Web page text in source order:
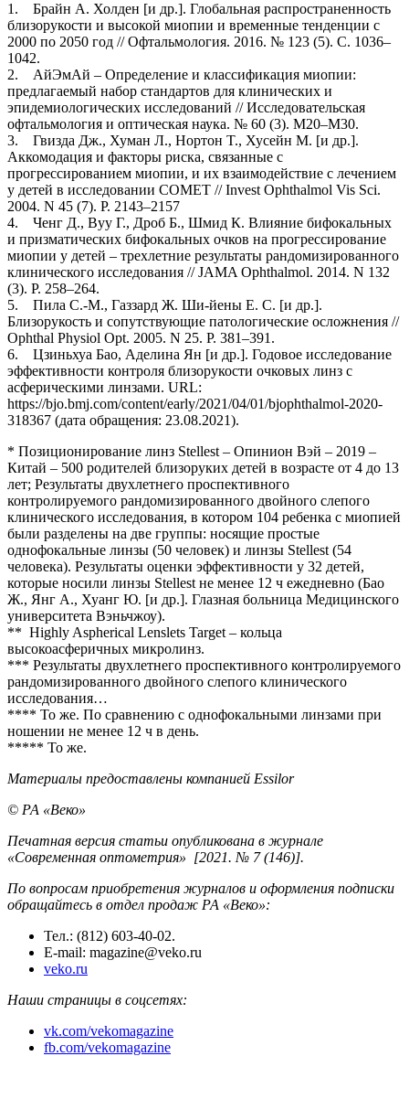
1. Брайн А. Холден [и др.]. Глобальная распространенность
близорукости и высокой миопии и временные тенденции с
2000 по 2050 год // Офтальмология. 2016. № 123 (5). С. 1036–
1042.
2. АйЭмАй – Определение и классификация миопии:
предлагаемый набор стандартов для клинических и
эпидемиологических исследований // Исследовательская
офтальмология и оптическая наука. № 60 (3). M20–M30.
3. Гвизда Дж., Хуман Л., Нортон T., Хусейн М. [и др.].
Аккомодация и факторы риска, связанные с
прогрессированием миопии, и их взаимодействие с лечением
у детей в исследовании COMEТ // Invest Ophthalmol Vis Sci.
2004. N 45 (7). P. 2143–2157
4. Ченг Д., Вуу Г., Дроб Б., Шмид К. Влияние бифокальных
и призматических бифокальных очков на прогрессирование
миопии у детей – трехлетние результаты рандомизированного
клинического исследования // JAMA Ophthalmol. 2014. N 132
(3). P. 258–264.
5. Пила С.-М., Газзард Ж. Ши-йены Е. С. [и др.].
Близорукость и сопутствующие патологические осложнения //
Ophthal Physiol Opt. 2005. N 25. P. 381–391.
6. Цзиньхуа Бао, Аделина Ян [и др.]. Годовое исследование
эффективности контроля близорукости очковых линз с
асферическими линзами. URL:
https://bjo.bmj.com/content/early/2021/04/01/bjophthalmol-2020-
318367 (дата обращения: 23.08.2021).
* Позиционирование линз Stellest – Опинион Вэй – 2019 –
Китай – 500 родителей близоруких детей в возрасте от 4 до 13
лет; Результаты двухлетнего проспективного
контролируемого рандомизированного двойного слепого
клинического исследования, в котором 104 ребенка с миопией
были разделены на две группы: носящие простые
однофокальные линзы (50 человек) и линзы Stellest (54
человека). Результаты оценки эффективности у 32 детей,
которые носили линзы Stel­lest не менее 12 ч ежедневно (Бао
Ж., Янг A., Хуанг Ю. [и др.]. Глазная больница Медицинского
университета Вэньчжоу).
** Highly Aspherical Lenslets Target – кольца
высокоасферичных микролинз.
*** Результаты двухлетнего проспективного контролируемого
рандомизированного двойного слепого клинического
исследования…
**** То же. По сравнению с однофокальными линзами при
ношении не менее 12 ч в день.
***** То же.
Материалы предоставлены компанией Essilor
© РА «Веко»
Печатная версия статьи опубликована в журнале
«Современная оптометрия» [2021. № 7 (146)].
По вопросам приобретения журналов и оформления подписки
обращайтесь в отдел продаж РА «Веко»:
Тел.: (812) 603-40-02.
E-mail: magazine@veko.ru
veko.ru
Наши страницы в соцсетях:
vk.com/vekomagazine
fb.com/vekomagazine